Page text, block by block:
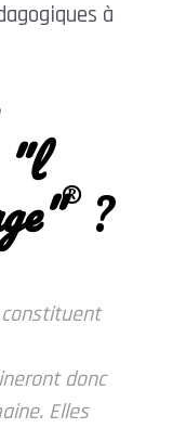
à
"l
®?
donc
Elles